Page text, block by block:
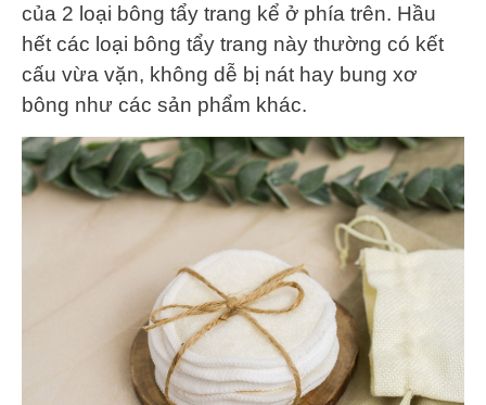
của 2 loại bông tẩy trang kể ở phía trên. Hầu
hết các loại bông tẩy trang này thường có kết
cấu vừa vặn, không dễ bị nát hay bung xơ
bông như các sản phẩm khác.